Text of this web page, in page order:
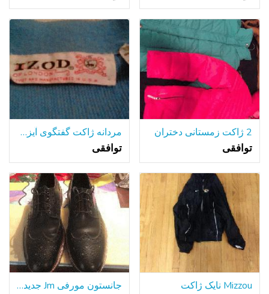
2 ژاکت زمستانی دختران
توافقی
مردانه ژاکت گفتگوی آیزود . لاکوست . علف ساز
توافقی
Mizzou نایک ژاکت جانستون مورفی Jm جدید 1850 نوک بال سیاه Oxfords اندازه 9